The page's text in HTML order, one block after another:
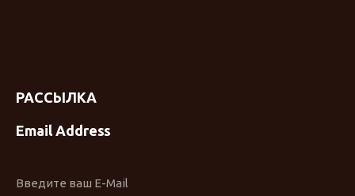
РАССЫЛКА
Email Address